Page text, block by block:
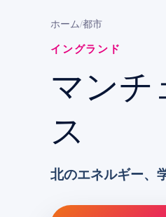
ホーム/都市
イングランド
マンチ
ス
北のエネルギー、